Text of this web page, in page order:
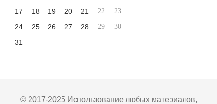
17 18 19 20 21 22 23
24 25 26 27 28 29 30
31
© 2017-2025 Использование любых материалов,